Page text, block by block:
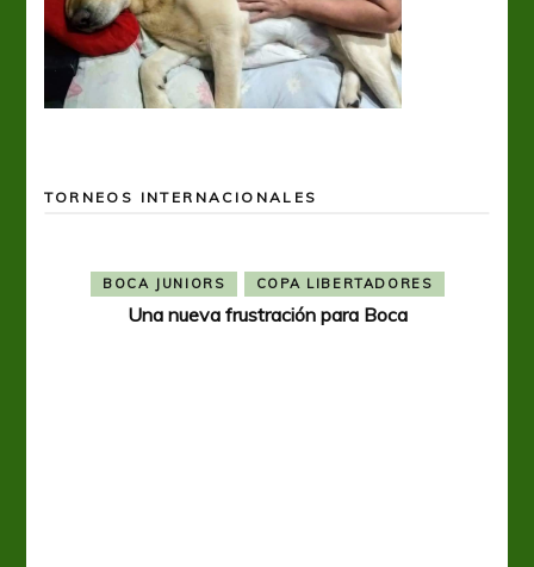
TORNEOS INTERNACIONALES
BOCA JUNIORS COPA LIBERTADORES
Una nueva frustración para Boca